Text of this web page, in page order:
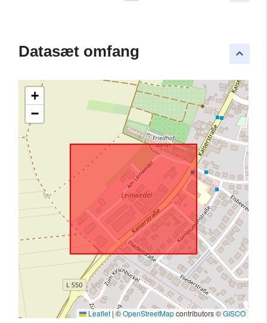
keyboard_arrow_up
Datasæt omfang
+
−
Leaflet |©OpenStreetMapcontributors ©GISCO